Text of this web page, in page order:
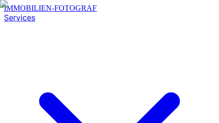
IMMOBILIEN-FOTOGRAF
Services